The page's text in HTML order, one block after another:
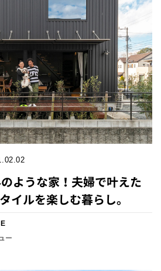
ような家！夫婦で叶えた
イルを楽しむ暮らし。
ー